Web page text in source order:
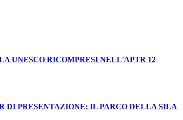
UNESCO RICOMPRESI NELL'APTR 12
DI PRESENTAZIONE: IL PARCO DELLA SILA